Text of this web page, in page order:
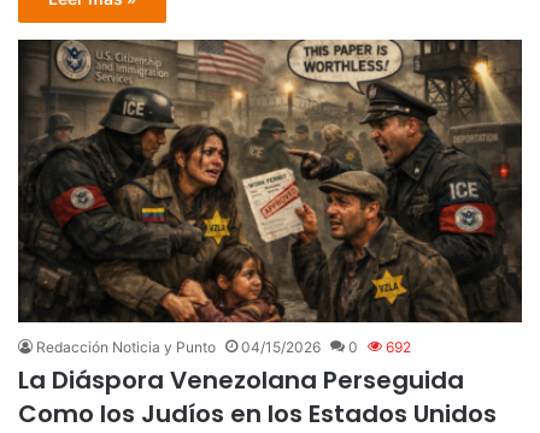
Redacción Noticia y Punto 04/15/2026 0 692
La Diáspora Venezolana Perseguida
Como los Judíos en los Estados Unidos